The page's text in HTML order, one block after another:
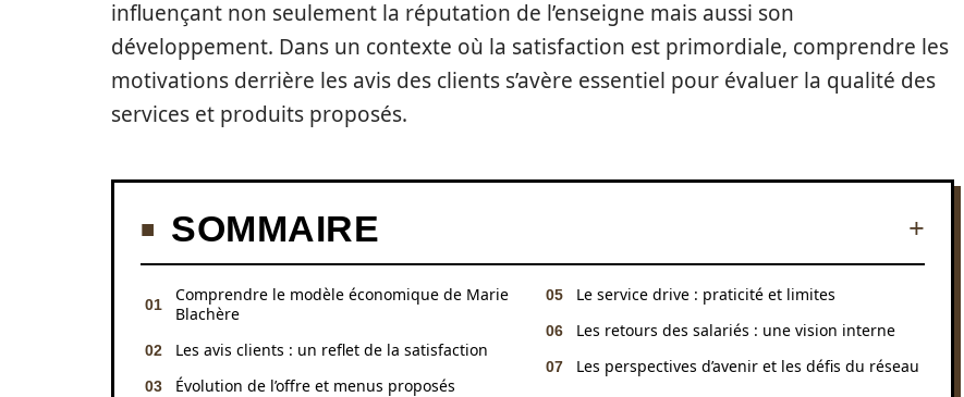
influençant non seulement la réputation de l’enseigne mais aussi son
développement. Dans un contexte où la satisfaction est primordiale, comprendre les
motivations derrière les avis des clients s’avère essentiel pour évaluer la qualité des
services et produits proposés.
SOMMAIRE
Comprendre le modèle économique de Marie
Blachère
Les avis clients : un reflet de la satisfaction
Évolution de l’offre et menus proposés
Le service drive : praticité et limites
Les retours des salariés : une vision interne
Les perspectives d’avenir et les défis du réseau